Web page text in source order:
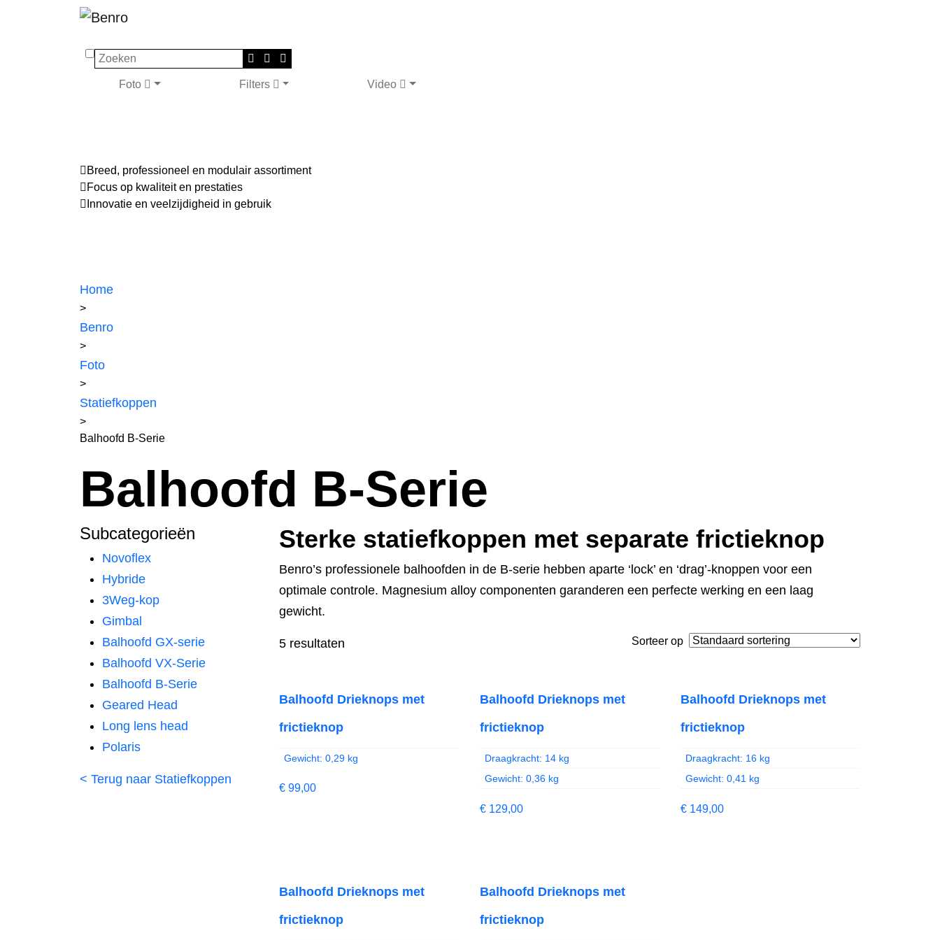
Zoeken
Foto Filters Video
Breed, professioneel en modulair assortiment
Focus op kwaliteit en prestaties
Innovatie en veelzijdigheid in gebruik
Home
>
Benro
>
Foto
>
Statiefkoppen
>
Balhoofd B-Serie
Balhoofd B-Serie
Subcategorieën
Novoflex
Hybride
3Weg-kop
Gimbal
Balhoofd GX-serie
Balhoofd VX-Serie
Balhoofd B-Serie
Geared Head
Long lens head
Polaris
< Terug naar Statiefkoppen
Sterke statiefkoppen met separate frictieknop
Benro’s professionele balhoofden in de B-serie hebben aparte ‘lock’ en ‘drag’-knoppen voor een
optimale controle. Magnesium alloy componenten garanderen een perfecte werking en een laag
gewicht.
5 resultaten Sorteer op
Balhoofd Drieknops met
frictieknop
Gewicht: 0,29 kg
€ 99,00
Balhoofd Drieknops met
frictieknop
Draagkracht: 14 kg
Gewicht: 0,36 kg
€ 129,00
Balhoofd Drieknops met
frictieknop
Draagkracht: 16 kg
Gewicht: 0,41 kg
€ 149,00
Balhoofd Drieknops met
frictieknop
Balhoofd Drieknops met
frictieknop